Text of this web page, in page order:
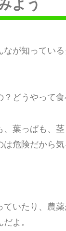
よう
なが知ってい
？どうやって食
、葉っぱも、
危険だから
ていたり、農
よ。